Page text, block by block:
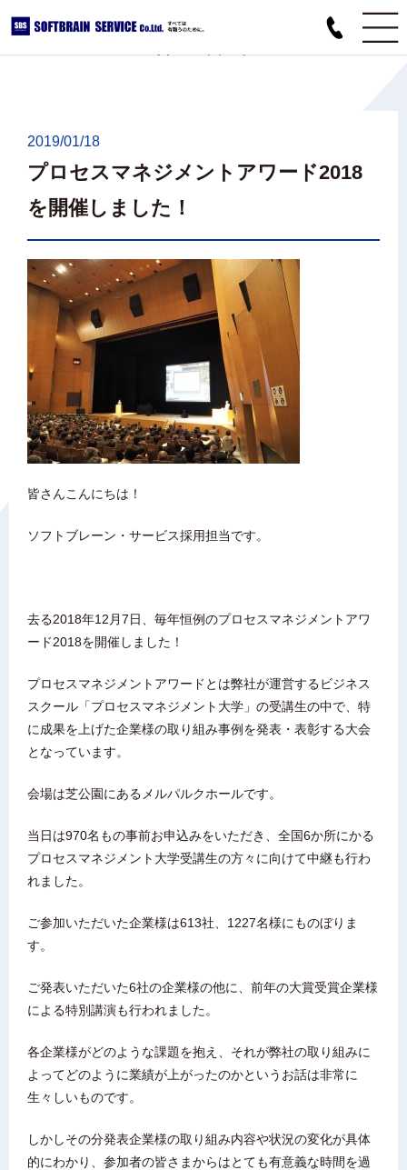
RECRUIT BLOG
2019/01/18
プロセスマネジメントアワード2018
を開催しました！
皆さんこんにちは！
ソフトブレーン・サービス採用担当です。
去る2018年12月7日、毎年恒例のプロセスマネジメントアワ
ード2018を開催しました！
プロセスマネジメントアワードとは弊社が運営するビジネス
スクール「プロセスマネジメント大学」の受講生の中で、特
に成果を上げた企業様の取り組み事例を発表・表彰する大会
となっています。
会場は芝公園にあるメルパルクホールです。
当日は970名もの事前お申込みをいただき、全国6か所にかる
プロセスマネジメント大学受講生の方々に向けて中継も行わ
れました。
ご参加いただいた企業様は613社、1227名様にものぼりま
す。
ご発表いただいた6社の企業様の他に、前年の大賞受賞企業様
による特別講演も行われました。
各企業様がどのような課題を抱え、それが弊社の取り組みに
よってどのように業績が上がったのかというお話は非常に
生々しいものです。
しかしその分発表企業様の取り組み内容や状況の変化が具体
的にわかり、参加者の皆さまからはとても有意義な時間を過